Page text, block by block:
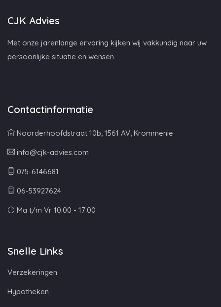
CJK Advies
Met onze jarenlange ervaring kijken wij vakkundig naar uw
persoonlijke situatie en wensen.
Contactinformatie
Noorderhoofdstraat 10b, 1561 AV, Krommenie
info@cjk-advies.com
075-6146681
06-53927624
Ma t/m Vr 10:00 - 17:00
Snelle Links
Verzekeringen
Hypotheken